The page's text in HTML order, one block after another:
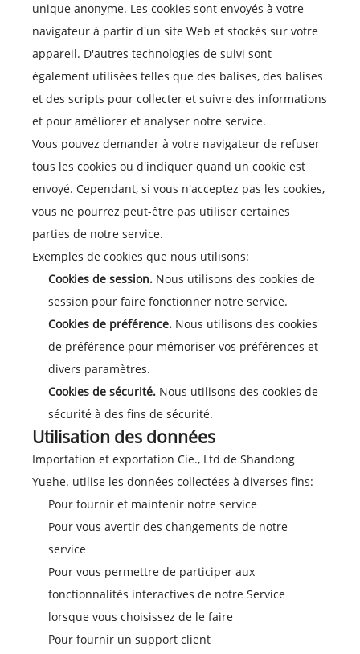
unique anonyme. Les cookies sont envoyés à votre
navigateur à partir d'un site Web et stockés sur votre
appareil. D'autres technologies de suivi sont
également utilisées telles que des balises, des balises
et des scripts pour collecter et suivre des informations
et pour améliorer et analyser notre service.
Vous pouvez demander à votre navigateur de refuser
tous les cookies ou d'indiquer quand un cookie est
envoyé. Cependant, si vous n'acceptez pas les cookies,
vous ne pourrez peut-être pas utiliser certaines
parties de notre service.
Exemples de cookies que nous utilisons:
Cookies de session. Nous utilisons des cookies de
session pour faire fonctionner notre service.
Cookies de préférence. Nous utilisons des cookies
de préférence pour mémoriser vos préférences et
divers paramètres.
Cookies de sécurité. Nous utilisons des cookies de
sécurité à des fins de sécurité.
Utilisation des données
Importation et exportation Cie., Ltd de Shandong
Yuehe. utilise les données collectées à diverses fins:
Pour fournir et maintenir notre service
Pour vous avertir des changements de notre
service
Pour vous permettre de participer aux
fonctionnalités interactives de notre Service
lorsque vous choisissez de le faire
Pour fournir un support client